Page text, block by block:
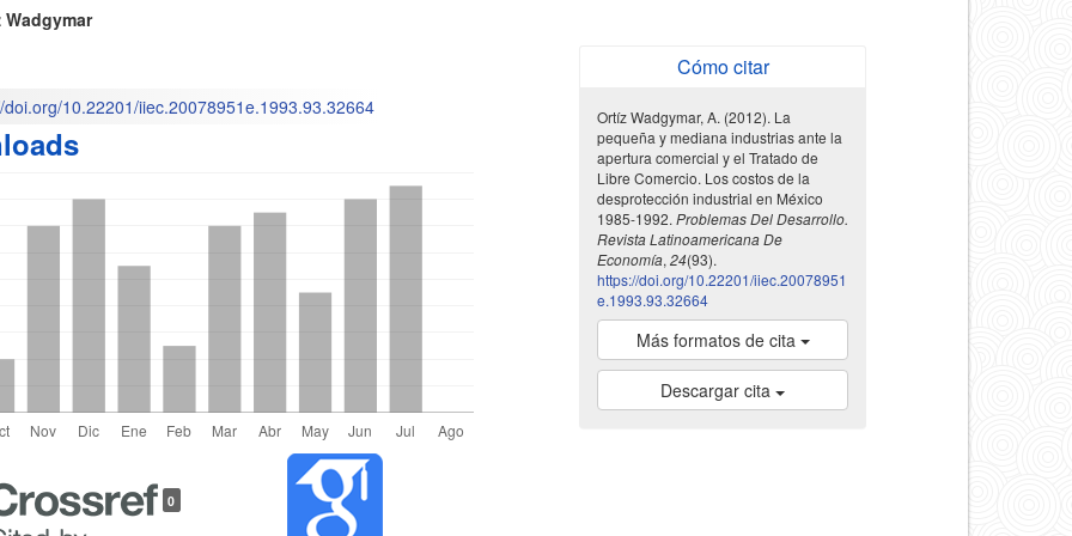
doi.org/10.22201/iiec.20078951e.1993.93.32664
0
Cómo citar
Ortíz Wadgymar, A. (2012). La
pequeña y mediana industrias ante la
apertura comercial y el Tratado de
Libre Comercio. Los costos de la
desprotección industrial en México
1985-1992. Problemas Del Desarrollo.
Revista Latinoamericana De
Economía, 24(93).
https://doi.org/10.22201/iiec.20078951
e.1993.93.32664
Más formatos de cita
Descargar cita